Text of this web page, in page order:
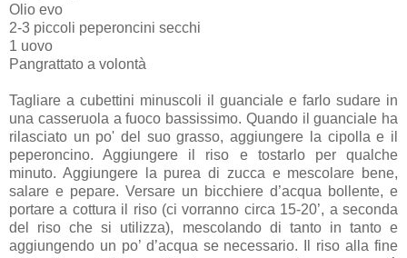
Olio evo
2-3 piccoli peperoncini secchi
1 uovo
Pangrattato a volontà
Tagliare a cubettini minuscoli il guanciale e farlo sudare in
una casseruola a fuoco bassissimo. Quando il guanciale ha
rilasciato un po' del suo grasso, aggiungere la cipolla e il
peperoncino. Aggiungere il riso e tostarlo per qualche
minuto. Aggiungere la purea di zucca e mescolare bene,
salare e pepare. Versare un bicchiere d’acqua bollente, e
portare a cottura il riso (ci vorranno circa 15-20’, a seconda
del riso che si utilizza), mescolando di tanto in tanto e
aggiungendo un po’ d’acqua se necessario. Il riso alla fine